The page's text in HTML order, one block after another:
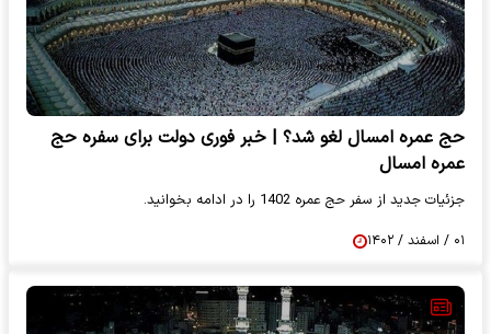
حج عمره امسال لغو شد؟ | خبر فوری دولت برای سفره حج
عمره امسال
جزئیات جدید از سفر حج عمره 1402 را در ادامه بخوانید.
۰۱ / اسفند / ۱۴۰۲